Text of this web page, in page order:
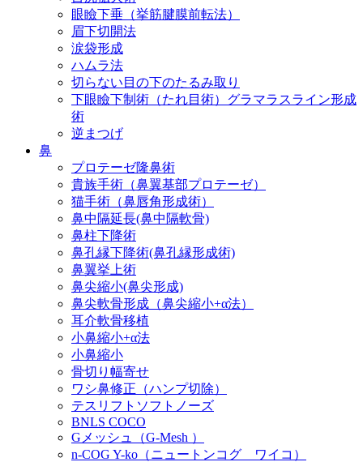
眼瞼下垂（挙筋腱膜前転法）
眉下切開法
涙袋形成
ハムラ法
切らない目の下のたるみ取り
下眼瞼下制術（たれ目術）グラマラスライン形成
術
逆まつげ
鼻
プロテーゼ隆鼻術
貴族手術（鼻翼基部プロテーゼ）
猫手術（鼻唇角形成術）
鼻中隔延長(鼻中隔軟骨)
鼻柱下降術
鼻孔縁下降術(鼻孔縁形成術)
鼻翼挙上術
鼻尖縮小(鼻尖形成)
鼻尖軟骨形成（鼻尖縮小+α法）
耳介軟骨移植
小鼻縮小+α法
小鼻縮小
骨切り幅寄せ
ワシ鼻修正（ハンプ切除）
テスリフトソフトノーズ
BNLS COCO
Gメッシュ（G-Mesh ）
n-COG Y-ko（ニュートンコグ ワイコ）